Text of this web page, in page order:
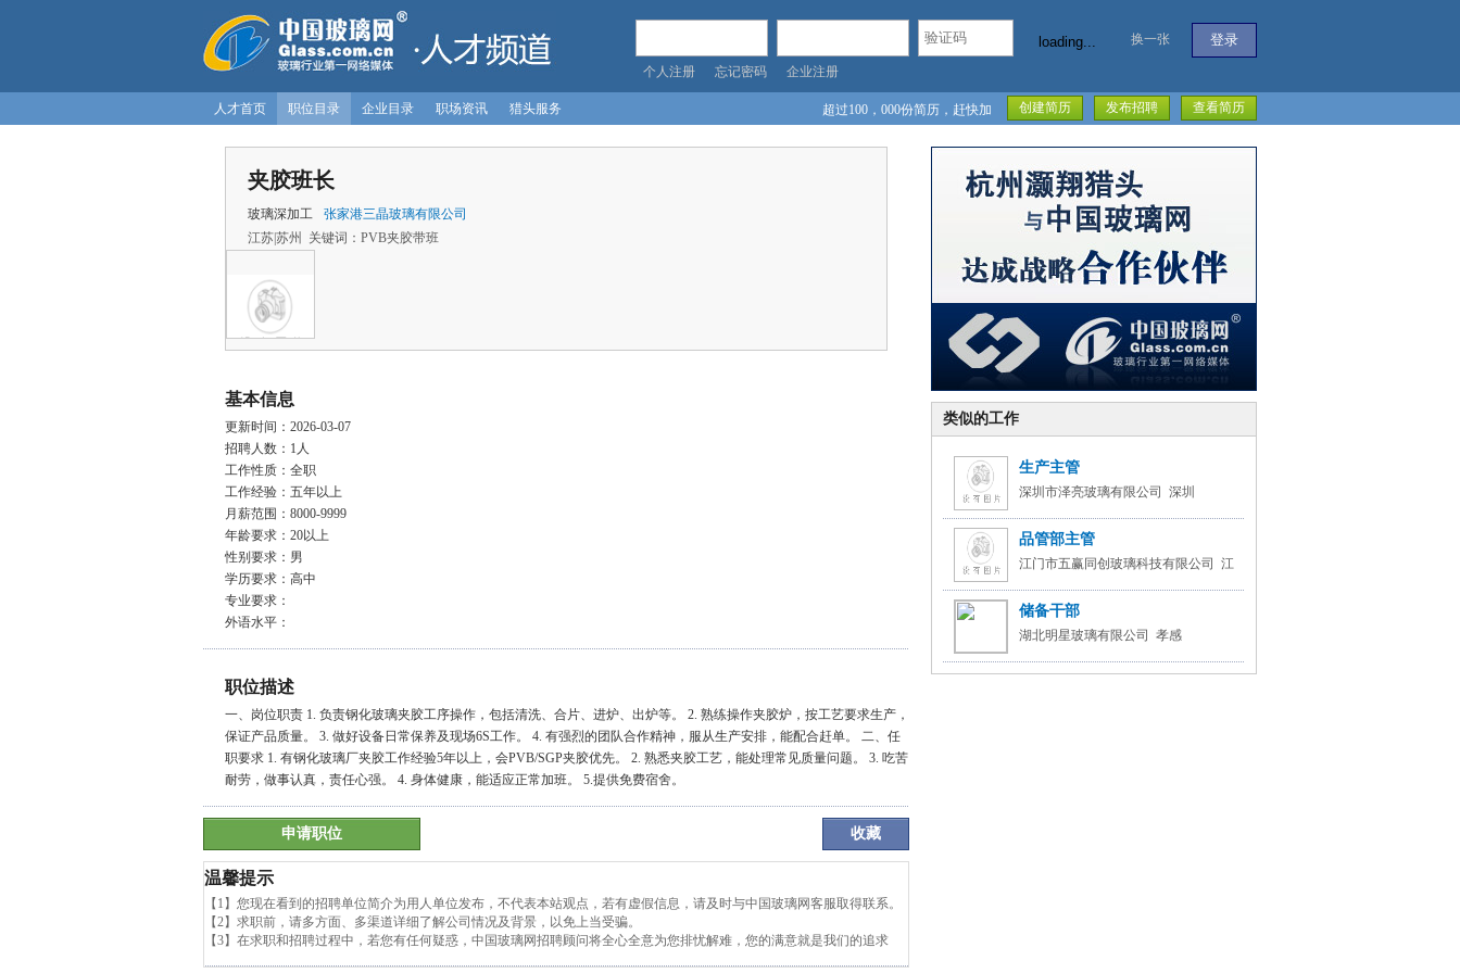
loading... 换一张
个人注册 忘记密码 企业注册
人才首页 职位目录 企业目录 职场资讯 猎头服务 查看简历
发布招聘
创建简历
超过100，000份简历，赶快加
夹胶班长
玻璃深加工
张家港三晶玻璃有限公司
江苏|苏州 关键词：PVB夹胶带班
基本信息
更新时间：2026-03-07
招聘人数：1人
工作性质：全职
工作经验：五年以上
月薪范围：8000-9999
年龄要求：20以上
性别要求：男
学历要求：高中
专业要求：
外语水平：
职位描述
一、岗位职责 1. 负责钢化玻璃夹胶工序操作，包括清洗、合片、进炉、出炉等。 2. 熟练操作夹胶炉，按工艺要求生产，
保证产品质量。 3. 做好设备日常保养及现场6S工作。 4. 有强烈的团队合作精神，服从生产安排，能配合赶单。 二、任
职要求 1. 有钢化玻璃厂夹胶工作经验5年以上，会PVB/SGP夹胶优先。 2. 熟悉夹胶工艺，能处理常见质量问题。 3. 吃苦
耐劳，做事认真，责任心强。 4. 身体健康，能适应正常加班。 5.提供免费宿舍。
申请职位 收藏
温馨提示
【1】您现在看到的招聘单位简介为用人单位发布，不代表本站观点，若有虚假信息，请及时与中国玻璃网客服取得联系。
【2】求职前，请多方面、多渠道详细了解公司情况及背景，以免上当受骗。
【3】在求职和招聘过程中，若您有任何疑惑，中国玻璃网招聘顾问将全心全意为您排忧解难，您的满意就是我们的追求
类似的工作
生产主管
深圳市泽亮玻璃有限公司 深圳
品管部主管
江门市五赢同创玻璃科技有限公司 江
门
储备干部
湖北明星玻璃有限公司 孝感